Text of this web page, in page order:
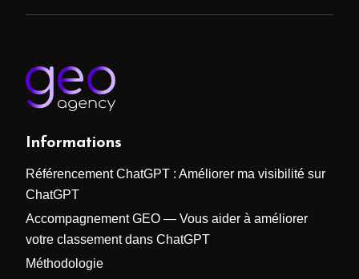
Informations
Référencement ChatGPT : Améliorer ma visibilité sur
ChatGPT
Accompagnement GEO — Vous aider à améliorer
votre classement dans ChatGPT
Méthodologie